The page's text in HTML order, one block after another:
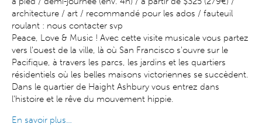
architecture / art / recommandé pour les ados / fauteuil
roulant : nous contacter svp
Peace, Love & Music ! Avec cette visite musicale vous partez
vers l'ouest de la ville, là où San Francisco s'ouvre sur le
Pacifique, à travers les parcs, les jardins et les quartiers
résidentiels où les belles maisons victoriennes se succèdent.
Dans le quartier de Haight Ashbury vous entrez dans
l'histoire et le rêve du mouvement hippie.
En savoir plus…